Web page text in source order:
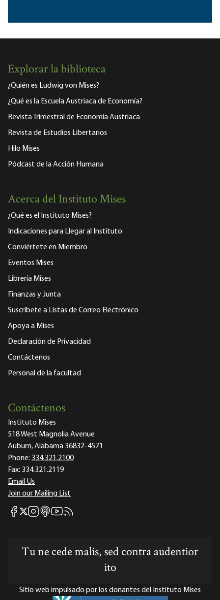
Explorar la biblioteca
¿Quién es Ludwig von Mises?
¿Qué es la Escuela Austriaca de Economía?
Revista Trimestral de Economía Austriaca
Revista de Estudios Libertarios
Hilo Mises
Pódcast de la Acción Humana
Acerca del Instituto Mises
¿Qué es el Instituto Mises?
Indicaciones para Llegar al Instituto
Conviértete en Miembro
Eventos Mises
Librería Mises
Finanzas y Junta
Suscríbete a Listas de Correo Electrónico
Apoya a Mises
Declaración de Privacidad
Contáctenos
Personal de la facultad
Contáctenos
Instituto Mises
518 West Magnolia Avenue
Auburn, Alabama 36832-4571
Phone: 334.321.2100
Fax: 334.321.2119
Email Us
Join our Mailing List
Mises Facebook
Mises X
Mises Instagram
Mises itunes
Mises Youtube
Mises RSS feed
Tu ne cede malis, sed contra audentior
ito
Sitio web impulsado por los donantes del Instituto Mises